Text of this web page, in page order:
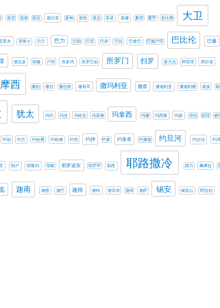
基尼 基抹 基拉 基比亚 基甸 基色 基达 基述 基遍 夏琐 夏甲 多比雅 大卫
尼革夫 居鲁士 巴兰 巴力 巴勒 巴尼 巴录 巴拉 巴拿巴 巴施户珥 巴比伦 巴珊
彼拉多 得撒 户珥 所多玛 所罗巴伯 所罗门 扫罗 抹大拉 押尼珥 押沙龙
摩西 撒刻 撒拉 撒拉铁 撒母耳 撒玛利亚 撒督 撒迦利亚 撒迦利雅 易多
犹太 玛代 玛吉 玛哈念 玛基雅 玛拿西 玛撒 玛西雅 玛迦 琐拉 琐珥 睚
约伯 约兰 约哈斯 约哈难 约坦 约押 约拿 约拿单 约撒拔 约旦河 约沙法 约珥
耶户 耶斯列 耶歇 耶罗波安 耶罗罕 耶西 耶路撒冷 腓力 蛾摩拉
迦南 迦密 迦巴 迦得 迦特 迦百农 迦米 迦萨 锡安 锡安山 阿拉伯